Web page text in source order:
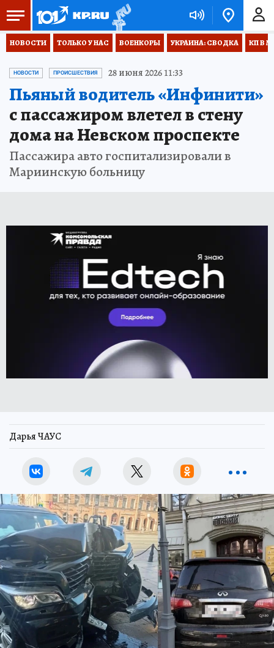
НОВОСТИ ТОЛЬКО У НАС ВОЕНКОРЫ УКРАИНА: СВОДКА КП В
НОВОСТИ ПРОИСШЕСТВИЯ 28 июня 2026 11:33
Пьяный водитель «Инфинити»
с пассажиром влетел в стену
дома на Невском проспекте
Пассажира авто госпитализировали в
Мариинскую больницу
Дарья ЧАУС